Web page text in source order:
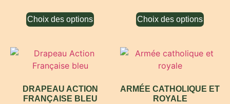
Choix des options Choix des options
DRAPEAU ACTION
FRANÇAISE BLEU
ARMÉE CATHOLIQUE ET
ROYALE